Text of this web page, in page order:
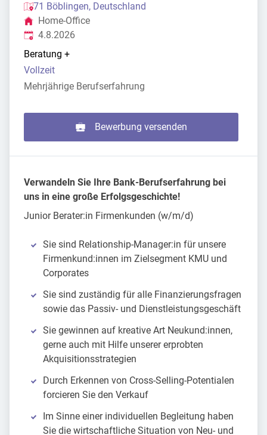
71 Böblingen, Deutschland
Home-Office
Veröffentlicht
4.8.2026
Beratung +
Vollzeit
Mehrjährige Berufserfahrung
Bewerbung versenden
Verwandeln Sie Ihre Bank-Berufserfahrung bei
uns in eine große Erfolgsgeschichte!
Junior Berater:in Firmenkunden (w/m/d)
Sie sind Relationship-Manager:in für unsere
Firmenkund:innen im Zielsegment KMU und
Corporates
Sie sind zuständig für alle Finanzierungsfragen
sowie das Passiv- und Dienstleistungsgeschäft
Sie gewinnen auf kreative Art Neukund:innen,
gerne auch mit Hilfe unserer erprobten
Akquisitionsstrategien
Durch Erkennen von Cross-Selling-Potentialen
forcieren Sie den Verkauf
Im Sinne einer individuellen Begleitung haben
Sie die wirtschaftliche Situation von Neu- und